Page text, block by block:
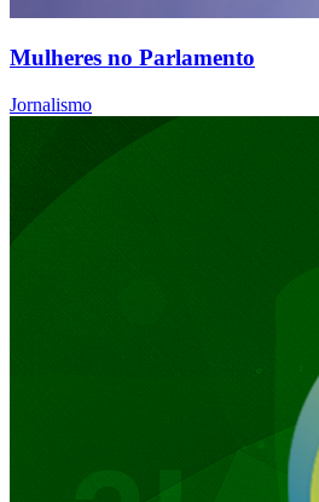
Mulheres no Parlamento
Jornalismo